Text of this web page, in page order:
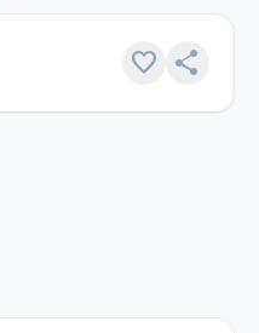
favorite share